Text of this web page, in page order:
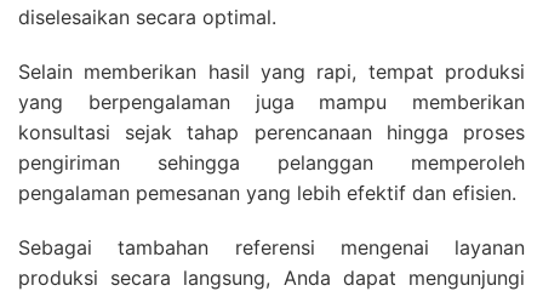
diselesaikan secara optimal.
Selain memberikan hasil yang rapi, tempat produksi
yang berpengalaman juga mampu memberikan
konsultasi sejak tahap perencanaan hingga proses
pengiriman sehingga pelanggan memperoleh
pengalaman pemesanan yang lebih efektif dan efisien.
Sebagai tambahan referensi mengenai layanan
produksi secara langsung, Anda dapat mengunjungi